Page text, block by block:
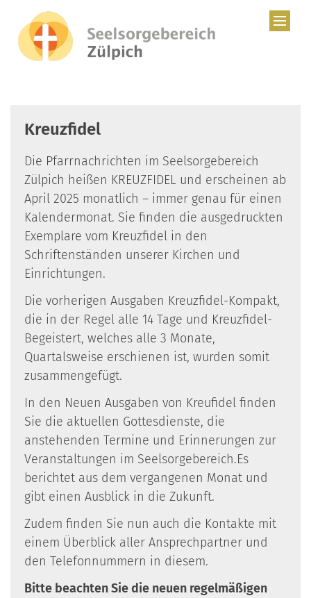
Zum Inhalt springen
Kreuzfidel
Die Pfarrnachrichten im Seelsorgebereich
Zülpich heißen KREUZFIDEL und erscheinen ab
April 2025 monatlich – immer genau für einen
Kalendermonat. Sie finden die ausgedruckten
Exemplare vom Kreuzfidel in den
Schriftenständen unserer Kirchen und
Einrichtungen.
Die vorherigen Ausgaben Kreuzfidel-Kompakt,
die in der Regel alle 14 Tage und Kreuzfidel-
Begeistert, welches alle 3 Monate,
Quartalsweise erschienen ist, wurden somit
zusammengefügt.
In den Neuen Ausgaben von Kreufidel finden
Sie die aktuellen Gottesdienste, die
anstehenden Termine und Erinnerungen zur
Veranstaltungen im Seelsorgebereich.Es
berichtet aus dem vergangenen Monat und
gibt einen Ausblick in die Zukunft.
Zudem finden Sie nun auch die Kontakte mit
einem Überblick aller Ansprechpartner und
den Telefonnummern in diesem.
Bitte beachten Sie die neuen regelmäßigen